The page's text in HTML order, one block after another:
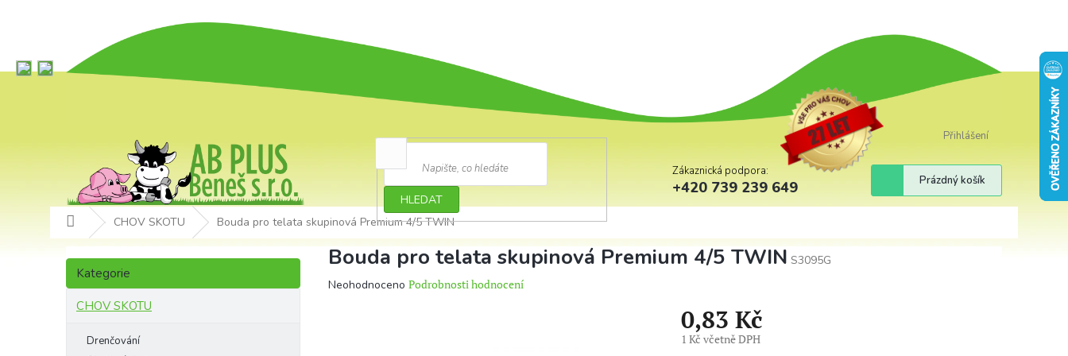
Přihlášení
HLEDAT
Zákaznická podpora:
+420 739 239 649
Nákupní
košík
Prázdný košík
Domů CHOV SKOTU Bouda pro telata skupinová Premium 4/5 TWIN
P
s
Přeskočit
kategorie
Kategorie
CHOV SKOTU
Drenčování
Bouda pro telata skupinová Premium 4/5 TWIN S3095G
Průměrné
Neohodnoceno Podrobnosti hodnocení
0,83 Kč
1 Kč včetně DPH